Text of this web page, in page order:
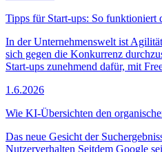
Tipps für Start-ups: So funktioniert
In der Unternehmenswelt ist
sich gegen die Konkurrenz
Start-ups zunehmend dafür, mit
1.6.2026
Wie KI-Übersichten den
Das neue Gesicht der
Nutzerverhalten Seitdem Google